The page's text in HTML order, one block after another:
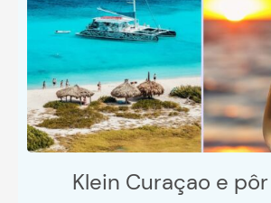
Klein Curaçao e